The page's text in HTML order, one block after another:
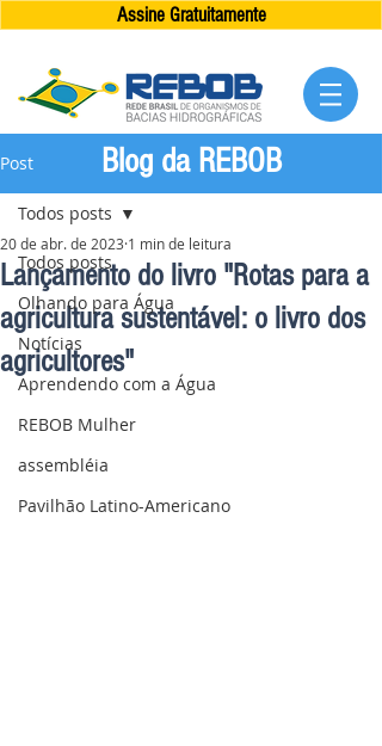
Assine Gratuitamente
Post
Todos posts
Olhando para Água
Notícias
Aprendendo com a Água
REBOB Mulher
assembléia
Pavilhão Latino-Americano
Todos posts
Lançamento do livro "Rotas para a
agricultura sustentável: o livro dos
agricultores"
20 de abr. de 2023 1 min de leitura
Blog da REBOB